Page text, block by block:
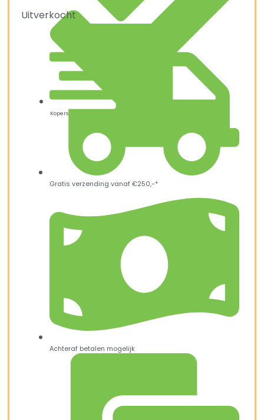
Kopersbescherming met Trusted Shops
Uitverkocht
Gratis verzending vanaf €250,-*
Achteraf betalen mogelijk